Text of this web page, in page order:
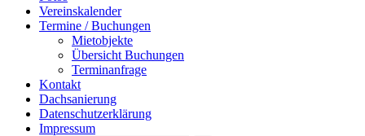
Vereinskalender
Termine / Buchungen
Mietobjekte
Übersicht Buchungen
Terminanfrage
Kontakt
Dachsanierung
Datenschutzerklärung
Impressum